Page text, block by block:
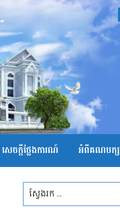
សេចក្ដីថ្លែងការណ៍ អំពីគណបក្ស